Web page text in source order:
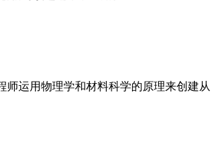
运用物理学和材料科学的原理来创建从